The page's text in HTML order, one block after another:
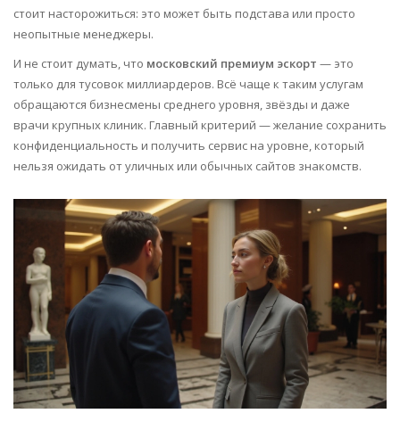
стоит насторожиться: это может быть подстава или просто
неопытные менеджеры.
И не стоит думать, что московский премиум эскорт — это
только для тусовок миллиардеров. Всё чаще к таким услугам
обращаются бизнесмены среднего уровня, звёзды и даже
врачи крупных клиник. Главный критерий — желание сохранить
конфиденциальность и получить сервис на уровне, который
нельзя ожидать от уличных или обычных сайтов знакомств.